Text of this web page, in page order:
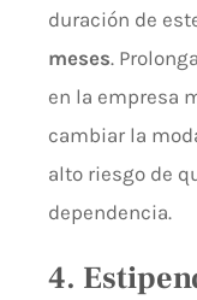
duración de
meses.
en la empresa
cambiar la
alto riesgo de
dependencia.
4.